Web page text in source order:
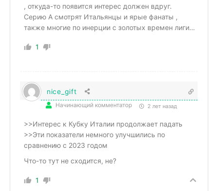
, откуда-то появится интерес должен вдруг.
Серию А смотрят Итальянцы и ярые фанаты ,
также многие по инерции с золотых времен лиги…
1
nice_gift
Начинающий комментатор 2 лет назад
>>Интерес к Кубку Италии продолжает падать
>>Эти показатели немного улучшились по
сравнению с 2023 годом
Что-то тут не сходится, не?
1